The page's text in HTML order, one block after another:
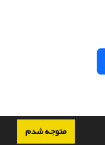
متوجه شدم